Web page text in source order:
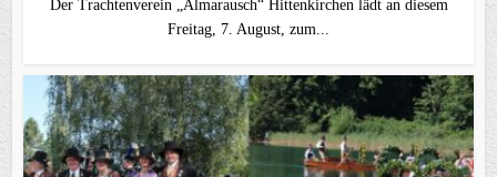
Der Trachtenverein „Almarausch“ Hittenkirchen lädt an diesem
Freitag, 7. August, zum...